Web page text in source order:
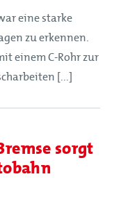
eine starke
zu erkennen.
einem C-Rohr zur
[...]
sorgt